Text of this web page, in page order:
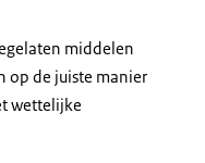
middelen
op de juiste manier
wettelijke